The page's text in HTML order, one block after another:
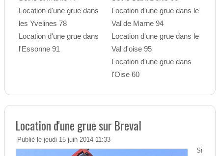
Location d'une grue dans
les Yvelines 78
Location d'une grue dans
l'Essonne 91
Location d'une grue dans le
Val de Marne 94
Location d'une grue dans le
Val d'oise 95
Location d'une grue dans
l'Oise 60
Location d'une grue sur Breval
Publié le jeudi 15 juin 2014 11:33
Si